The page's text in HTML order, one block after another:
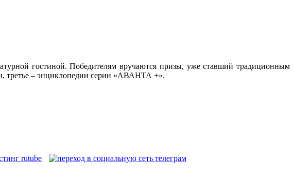
гостиной. Победителям вручаются призы, уже ставший традиционным
третье – энциклопедии серии «АВАНТА +».